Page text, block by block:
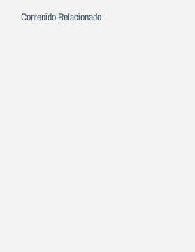
Contenido Relacionado